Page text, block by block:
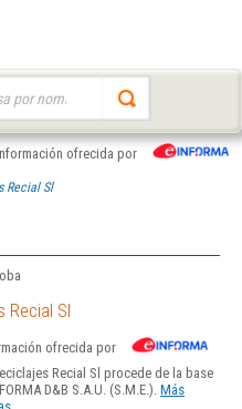
ofrecida por
Recial Sl
Recial Sl
ofrecida por
Recial Sl procede de la base
D&B S.A.U. (S.M.E.). Más